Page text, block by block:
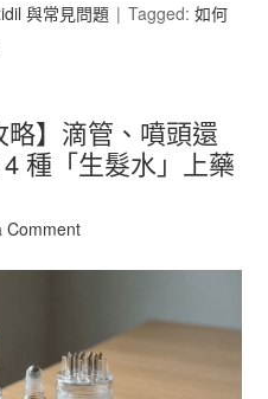
與常見問題 Tagged:如何
略】滴管、噴頭還
種「生髮水」上藥
Comment